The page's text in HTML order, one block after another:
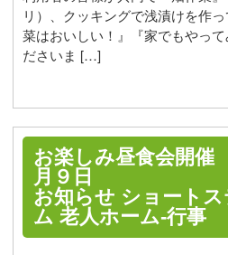
リ）、クッキングで浅漬けを作
菜はおいしい！』『家でもやっ
ださいま […]
お楽しみ昼食会開
月９日
お知らせ ショートス
ム 老人ホーム-行事